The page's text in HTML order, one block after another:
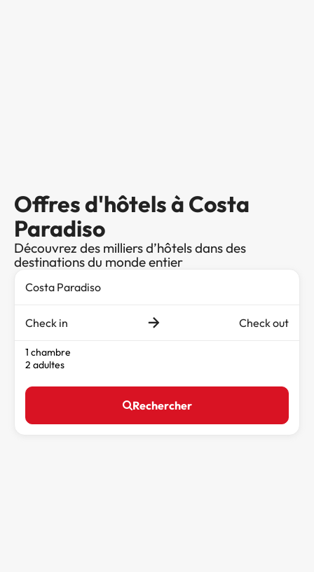
Offres d'hôtels à Costa
Paradiso
Découvrez des milliers d’hôtels dans des
destinations du monde entier
Check in Check out
1 chambre
2 adultes
Rechercher